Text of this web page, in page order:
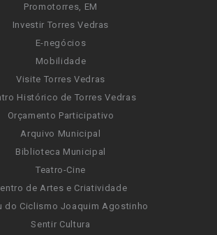
Promotorres, EM
Investir Torres Vedras
E-negócios
Mobilidade
Visite Torres Vedras
Histórico de Torres Vedras
Orçamento Participativo
Arquivo Municipal
Biblioteca Municipal
Teatro-Cine
de Artes e Criatividade
do Ciclismo Joaquim Agostinho
Sentir Cultura